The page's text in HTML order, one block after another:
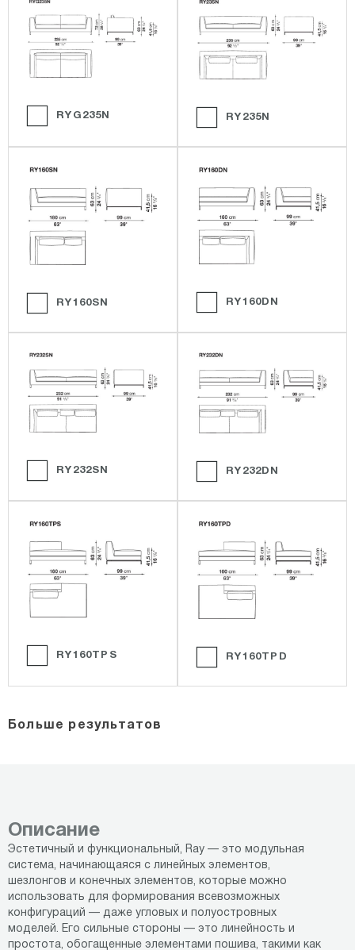
RYG235N RY235N
RY160SN RY160DN
RY232SN RY232DN
RY160TPS RY160TPD
Больше результатов
Описание
Эстетичный и функциональный, Ray — это модульная
система, начинающаяся с линейных элементов,
шезлонгов и конечных элементов, которые можно
использовать для формирования всевозможных
конфигураций — даже угловых и полуостровных
моделей. Его сильные стороны — это линейность и
простота, обогащенные элементами пошива, такими как